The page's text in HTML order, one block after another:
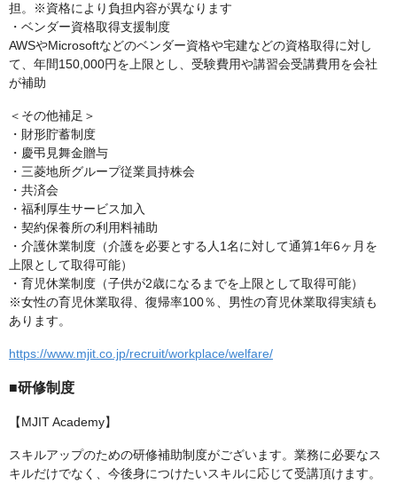
担。※資格により負担内容が異なります
・ベンダー資格取得支援制度
AWSやMicrosoftなどのベンダー資格や宅建などの資格取得に対し
て、年間150,000円を上限とし、受験費用や講習会受講費用を会社
が補助
＜その他補足＞
・財形貯蓄制度
・慶弔見舞金贈与
・三菱地所グループ従業員持株会
・共済会
・福利厚生サービス加入
・契約保養所の利用料補助
・介護休業制度（介護を必要とする人1名に対して通算1年6ヶ月を
上限として取得可能）
・育児休業制度（子供が2歳になるまでを上限として取得可能）
※女性の育児休業取得、復帰率100％、男性の育児休業取得実績も
あります。
https://www.mjit.co.jp/recruit/workplace/welfare/
■研修制度
【MJIT Academy】
スキルアップのための研修補助制度がございます。業務に必要なス
キルだけでなく、今後身につけたいスキルに応じて受講頂けます。